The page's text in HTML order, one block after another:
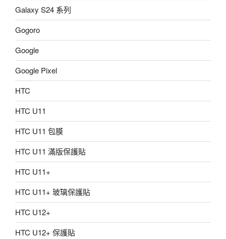
Galaxy S24 系列
Gogoro
Google
Google Pixel
HTC
HTC U11
HTC U11 包膜
HTC U11 滿版保護貼
HTC U11+
HTC U11+ 玻璃保護貼
HTC U12+
HTC U12+ 保護貼